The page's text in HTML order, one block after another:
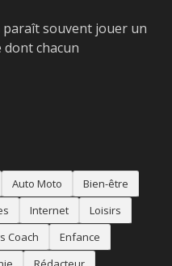
paraît souvent jouer un
chacun
Auto Moto
Bien-être
Internet
Loisirs
Coach
Enfance